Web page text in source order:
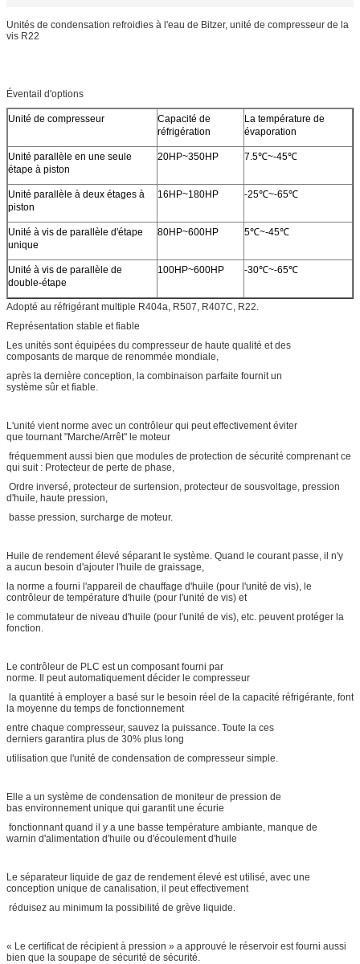
Unités de condensation refroidies à l'eau de Bitzer, unité de compresseur de la
vis R22
Éventail d'options
Unité de compresseur
Capacité de
réfrigération
La température de
évaporation
Unité parallèle en une seule
étape à piston
20HP~350HP 7.5℃~-45℃
Unité parallèle à deux étages à
piston
16HP~180HP -25℃~-65℃
Unité à vis de parallèle d'étape
unique
80HP~600HP 5℃~-45℃
Unité à vis de parallèle de
double-étape
100HP~600HP -30℃~-65℃
Adopté au réfrigérant multiple R404a, R507, R407C, R22.
Représentation stable et fiable
Les unités sont équipées du compresseur de haute qualité et des
composants de marque de renommée mondiale,
après la dernière conception, la combinaison parfaite fournit un
système sûr et fiable.
L'unité vient norme avec un contrôleur qui peut effectivement éviter
que tournant "Marche/Arrêt" le moteur
fréquemment aussi bien que modules de protection de sécurité comprenant ce
qui suit : Protecteur de perte de phase,
Ordre inversé, protecteur de surtension, protecteur de sousvoltage, pression
d'huile, haute pression,
basse pression, surcharge de moteur.
Huile de rendement élevé séparant le système. Quand le courant passe, il n'y
a aucun besoin d'ajouter l'huile de graissage,
la norme a fourni l'appareil de chauffage d'huile (pour l'unité de vis), le
contrôleur de température d'huile (pour l'unité de vis) et
le commutateur de niveau d'huile (pour l'unité de vis), etc. peuvent protéger la
fonction.
Le contrôleur de PLC est un composant fourni par
norme. Il peut automatiquement décider le compresseur
la quantité à employer a basé sur le besoin réel de la capacité réfrigérante, font
la moyenne du temps de fonctionnement
entre chaque compresseur, sauvez la puissance. Toute la ces
derniers garantira plus de 30% plus long
utilisation que l'unité de condensation de compresseur simple.
Elle a un système de condensation de moniteur de pression de
bas environnement unique qui garantit une écurie
fonctionnant quand il y a une basse température ambiante, manque de
warnin d'alimentation d'huile ou d'écoulement d'huile
Le séparateur liquide de gaz de rendement élevé est utilisé, avec une
conception unique de canalisation, il peut effectivement
réduisez au minimum la possibilité de grève liquide.
« Le certificat de récipient à pression » a approuvé le réservoir est fourni aussi
bien que la soupape de sécurité de sécurité.